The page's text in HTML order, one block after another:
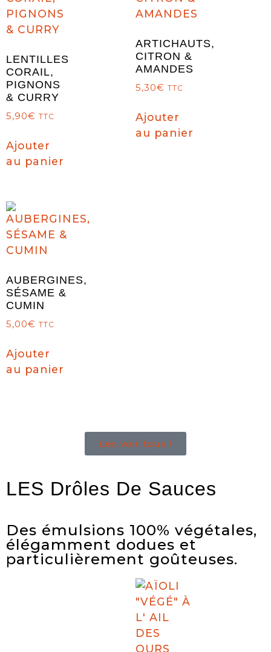
LENTILLES
CORAIL,
PIGNONS
& CURRY
5,90€ TTC
Ajouter
au panier
ARTICHAUTS,
CITRON &
AMANDES
5,30€ TTC
Ajouter
au panier
AUBERGINES,
SÉSAME &
CUMIN
5,00€ TTC
Ajouter
au panier
Les voir tous !
LES Drôles De Sauces
Des émulsions 100% végétales,
élégamment dodues et
particulièrement goûteuses.